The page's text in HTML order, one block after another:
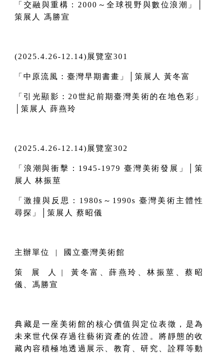
「交融與重構：2000～全球視野與數位浪潮」│
策展人 馮勝宣
(2025.4.26-12.14) 展覽室301
「中原流風：臺灣早期書畫」│策展人 黃冬富
「引光顯影：20世紀前期臺灣美術的在地色彩」
│策展人 薛燕玲
(2025.4.26-12.14) 展覽室302
「浪潮與衝擊：1945-1979 臺灣美術發展」│策
展人 林振莖
「激撞與反思：1980s～1990s 臺灣美術主體性
尋探」│策展人 蔡昭儀
主辦單位 | 國立臺灣美術館
策 展 人 | 黃冬富、薛燕玲、林振莖、蔡昭
儀、馮勝宣
典藏是一座美術館的核心價值與定位表徵，是為
未來世代保存過往藝術資產的佐證。將靜態的收
藏內容積極地透過展示、教育、研究、詮釋等動